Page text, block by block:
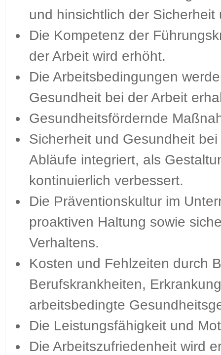
und hinsichtlich der
Die Kompetenz der
der Arbeit wird erhöht.
Die Arbeitsbedingungen
Gesundheit bei der Arbeit
Gesundheitsfördernde
Sicherheit und Gesundheit
Abläufe integriert, als
kontinuierlich verbessert.
Die Präventionskultur im
proaktiven Haltung sowie
Verhaltens.
Kosten und Fehlzeiten durch
Berufskrankheiten,
arbeitsbedingte
Die Leistungsfähigkeit und
Die Arbeitszufriedenheit wird